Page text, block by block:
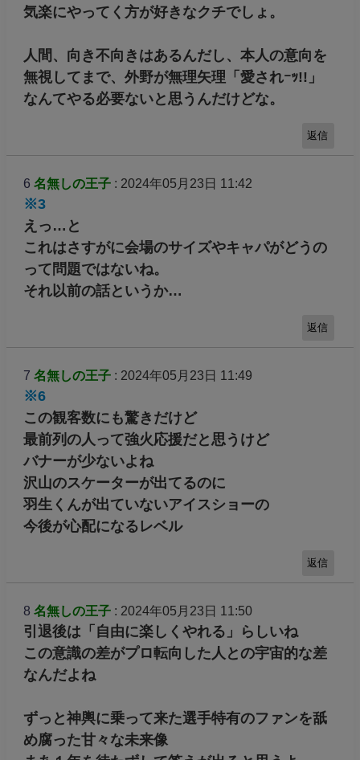
気楽にやってく方が好きなクチでしょ。
人間、向き不向きはあるんだし、本人の意向を
無視してまで、外野が無理矢理「愛されｰｯ!!」
なんてやる必要ないと思うんだけどな。
返信
6 名無しの王子: 2024年05月23日 11:42
※3
えっ…と
これはさすがに会場のサイズやキャパがどうの
って問題ではないね。
それ以前の話というか…
返信
7 名無しの王子: 2024年05月23日 11:49
※6
この観客数にも驚きだけど
最前列の人って強火応援だと思うけど
バナーが少ないよね
沢山のスケーターが出てるのに
羽生くんが出ていないアイスショーの
今後が心配になるレベル
返信
8 名無しの王子: 2024年05月23日 11:50
引退後は「自由に楽しくやれる」らしいね
この意識の差がプロ転向した人との宇宙的な差
なんだよね
ずっと神輿に乗って来た選手特有のファンを舐
め腐った甘々な未来像